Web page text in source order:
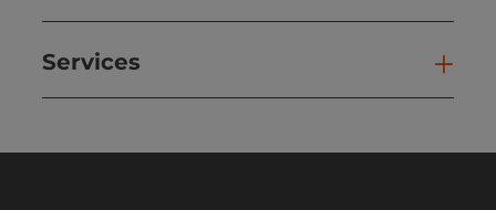
Services